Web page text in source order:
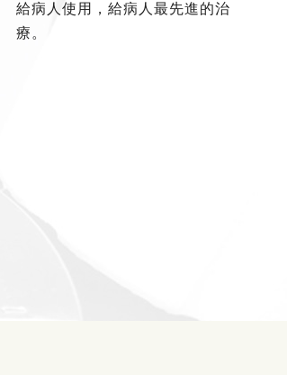
給病人使用，給病人最先進的治
療。